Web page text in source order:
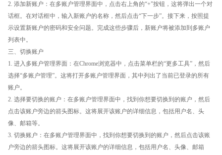
2. 添加新账户：在多账户管理界面中，点击右上角的“+”按钮，这将弹出一个对
话框。在对话框中，输入新账户的名称，然后点击“下一步”。接下来，按照提
示设置新账户的密码和安全问题。完成这些步骤后，新账户将被添加到多账户
列表中。
三、切换账户
1. 进入多账户管理界面：在Chrome浏览器中，点击菜单栏的“更多工具”，然后
选择“多账户管理”。这将打开多账户管理界面，其中列出了当前已登录的所有
账户。
2. 选择要切换的账户：在多账户管理界面中，找到你想要切换到的账户，然后
点击该账户旁边的箭头图标。这将展开该账户的详细信息，包括用户名、头
像、邮箱等。
3. 切换账户：在多账户管理界面中，找到你想要切换到的账户，然后点击该账
户旁边的箭头图标。这将展开该账户的详细信息，包括用户名、头像、邮箱